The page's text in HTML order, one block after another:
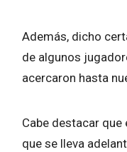
Además, dicho
de algunos
acercaron hasta
Cabe destacar
que se lleva